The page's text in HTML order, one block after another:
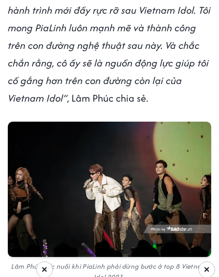
hành trình mới đầy rực rỡ sau Vietnam Idol. Tôi
mong PiaLinh luôn mạnh mẽ và thành công
trên con đường nghệ thuật sau này. Và chắc
chắn rằng, cô ấy sẽ là nguồn động lực giúp tôi
cố gắng hơn trên con đường còn lại của
Vietnam Idol”, Lâm Phúc chia sẻ.
Lâm Phúc tiếc nuối khi PiaLinh phải dừng bước ở top 8 Vietnam×
×